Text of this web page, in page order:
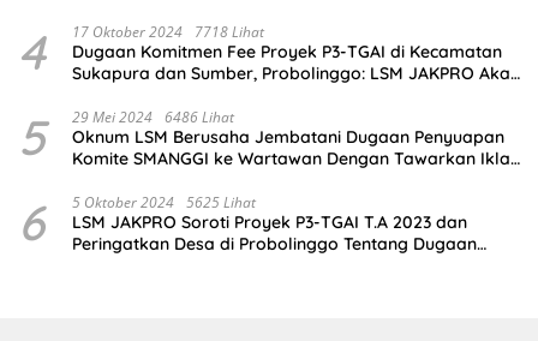
4 17 Oktober 2024 7718 Lihat
Dugaan Komitmen Fee Proyek P3-TGAI di Kecamatan
Sukapura dan Sumber, Probolinggo: LSM JAKPRO Akan
5 29 Mei 2024 6486 Lihat
Oknum LSM Berusaha Jembatani Dugaan Penyuapan
Komite SMANGGI ke Wartawan Dengan Tawarkan Iklan
6 5 Oktober 2024 5625 Lihat
LSM JAKPRO Soroti Proyek P3-TGAI T.A 2023 dan
Peringatkan Desa di Probolinggo Tentang Dugaan